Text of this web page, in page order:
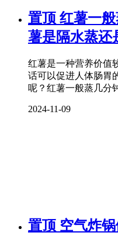
置顶 红薯一
薯是隔水蒸还
红薯是一种营养价值
话可以促进人体肠胃
呢？红薯一般蒸几分
2024-11-09
置顶 空气炸